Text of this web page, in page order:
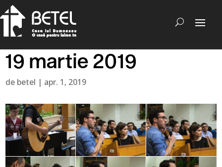
19 martie 2019
de betel | apr. 1, 2019